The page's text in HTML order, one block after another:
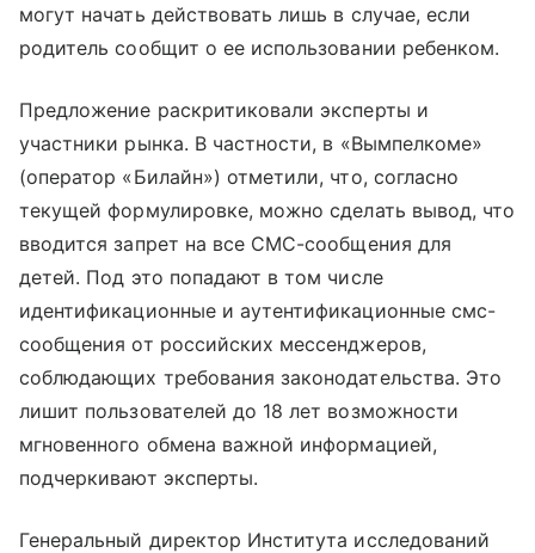
могут начать действовать лишь в случае, если
родитель сообщит о ее использовании ребенком.
Предложение раскритиковали эксперты и
участники рынка. В частности, в «Вымпелкоме»
(оператор «Билайн») отметили, что, согласно
текущей формулировке, можно сделать вывод, что
вводится запрет на все СМС-сообщения для
детей. Под это попадают в том числе
идентификационные и аутентификационные смс-
сообщения от российских мессенджеров,
соблюдающих требования законодательства. Это
лишит пользователей до 18 лет возможности
мгновенного обмена важной информацией,
подчеркивают эксперты.
Генеральный директор Института исследований